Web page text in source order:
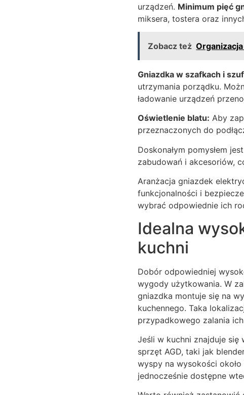
urządzeń. Minimum pięć
miksera, tostera oraz
Zobacz też
Gniazdka w szafkach i
utrzymania porządku.
ładowanie urządzeń
Oświetlenie blatu: Aby
przeznaczonych do
Doskonałym pomysłem
zabudowań i akcesoriów,
Aranżacja gniazdek
funkcjonalności i
wybrać odpowiednie ich
Idealna
kuchni
Dobór odpowiedniej
wygody użytkowania. W
gniazdka montuje się na
kuchennego. Taka
przypadkowego zalania
Jeśli w kuchni znajduje się
sprzęt AGD, taki jak
wyspy na wysokości
jednocześnie dostępne